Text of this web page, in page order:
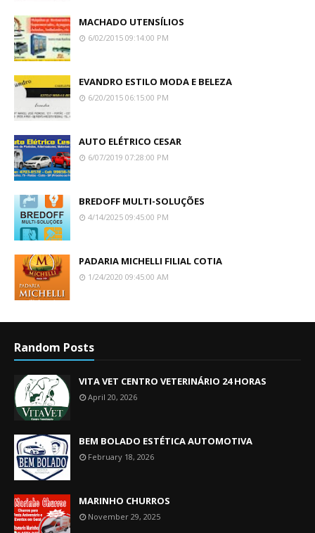
MACHADO UTENSÍLIOS
6/02/2015 09:14:00 PM
EVANDRO ESTILO MODA E BELEZA
6/20/2015 06:15:00 PM
AUTO ELÉTRICO CESAR
6/07/2019 07:28:00 PM
BREDOFF MULTI-SOLUÇÕES
4/14/2025 09:45:00 PM
PADARIA MICHELLI FILIAL COTIA
1/24/2020 09:45:00 AM
Random Posts
VITA VET CENTRO VETERINÁRIO 24 HORAS
April 20, 2026
BEM BOLADO ESTÉTICA AUTOMOTIVA
February 18, 2026
MARINHO CHURROS
November 29, 2025